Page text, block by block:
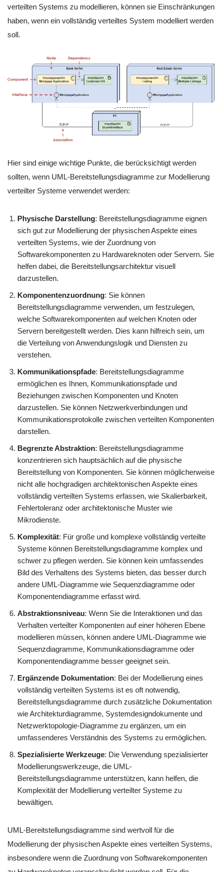
verteilten Systems zu modellieren, können sie Einschränkungen
haben, wenn ein vollständig verteiltes System modelliert werden
soll.
Hier sind einige wichtige Punkte, die berücksichtigt werden
sollten, wenn UML-Bereitstellungsdiagramme zur Modellierung
verteilter Systeme verwendet werden:
Physische Darstellung: Bereitstellungsdiagramme eignen
sich gut zur Modellierung der physischen Aspekte eines
verteilten Systems, wie der Zuordnung von
Softwarekomponenten zu Hardwareknoten oder Servern. Sie
helfen dabei, die Bereitstellungsarchitektur visuell
darzustellen.
Komponentenzuordnung: Sie können
Bereitstellungsdiagramme verwenden, um festzulegen,
welche Softwarekomponenten auf welchen Knoten oder
Servern bereitgestellt werden. Dies kann hilfreich sein, um
die Verteilung von Anwendungslogik und Diensten zu
verstehen.
Kommunikationspfade: Bereitstellungsdiagramme
ermöglichen es Ihnen, Kommunikationspfade und
Beziehungen zwischen Komponenten und Knoten
darzustellen. Sie können Netzwerkverbindungen und
Kommunikationsprotokolle zwischen verteilten Komponenten
darstellen.
Begrenzte Abstraktion: Bereitstellungsdiagramme
konzentrieren sich hauptsächlich auf die physische
Bereitstellung von Komponenten. Sie können möglicherweise
nicht alle hochgradigen architektonischen Aspekte eines
vollständig verteilten Systems erfassen, wie Skalierbarkeit,
Fehlertoleranz oder architektonische Muster wie
Mikrodienste.
Komplexität: Für große und komplexe vollständig verteilte
Systeme können Bereitstellungsdiagramme komplex und
schwer zu pflegen werden. Sie können kein umfassendes
Bild des Verhaltens des Systems bieten, das besser durch
andere UML-Diagramme wie Sequenzdiagramme oder
Komponentendiagramme erfasst wird.
Abstraktionsniveau: Wenn Sie die Interaktionen und das
Verhalten verteilter Komponenten auf einer höheren Ebene
modellieren müssen, können andere UML-Diagramme wie
Sequenzdiagramme, Kommunikationsdiagramme oder
Komponentendiagramme besser geeignet sein.
Ergänzende Dokumentation: Bei der Modellierung eines
vollständig verteilten Systems ist es oft notwendig,
Bereitstellungsdiagramme durch zusätzliche Dokumentation
wie Architekturdiagramme, Systemdesigndokumente und
Netzwerktopologie-Diagramme zu ergänzen, um ein
umfassenderes Verständnis des Systems zu ermöglichen.
Spezialisierte Werkzeuge: Die Verwendung spezialisierter
Modellierungswerkzeuge, die UML-
Bereitstellungsdiagramme unterstützen, kann helfen, die
Komplexität der Modellierung verteilter Systeme zu
bewältigen.
UML-Bereitstellungsdiagramme sind wertvoll für die
Modellierung der physischen Aspekte eines verteilten Systems,
insbesondere wenn die Zuordnung von Softwarekomponenten